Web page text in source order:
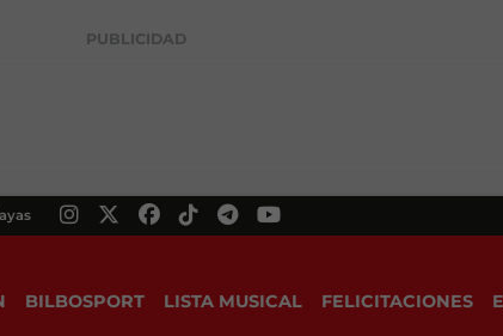
PUBLICIDAD
BILBOSPORT LISTA MUSICAL FELICITACIONES